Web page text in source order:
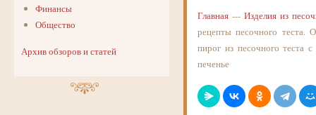
Финансы
Общество
Архив обзоров и статей
Главная --- Изделия из
рецепты песочного теста.
пирог из песочного теста
печенье